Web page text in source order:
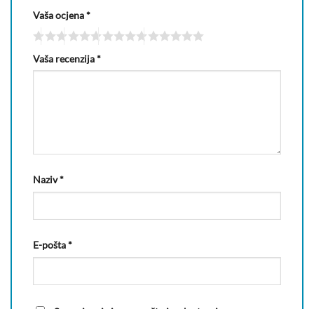
Vaša ocjena*
Vaša recenzija*
Naziv*
E-pošta*